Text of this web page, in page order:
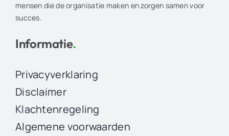
mensen die de organisatie maken en zorgen samen voor
succes.
Informatie.
Privacyverklaring
Disclaimer
Klachtenregeling
Algemene voorwaarden